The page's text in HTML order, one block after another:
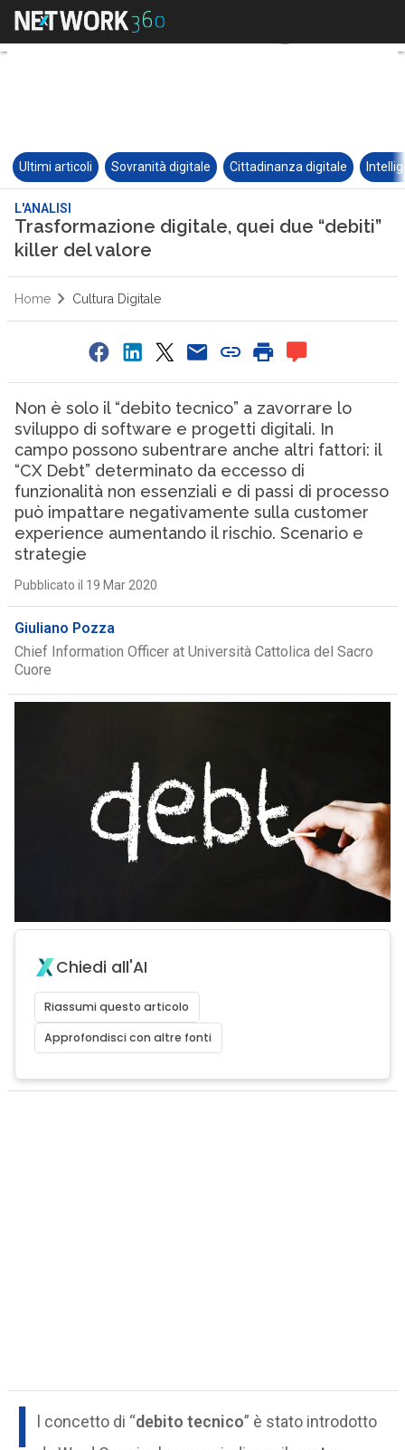
Ultimi articoli Sovranità digitale Cittadinanza digitale
L'ANALISI
Trasformazione digitale, quei due “debiti”
killer del valore
Home Cultura Digitale
Non è solo il “debito tecnico” a zavorrare lo
sviluppo di software e progetti digitali. In
campo possono subentrare anche altri fattori: il
“CX Debt” determinato da eccesso di
funzionalità non essenziali e di passi di processo
può impattare negativamente sulla customer
experience aumentando il rischio. Scenario e
strategie
Pubblicato il 19 Mar 2020
Giuliano Pozza
Chief Information Officer at Università Cattolica del Sacro
Cuore
Chiedi all'AI
Riassumi questo articolo
Approfondisci con altre fonti
I l concetto di “debito tecnico” è stato introdotto